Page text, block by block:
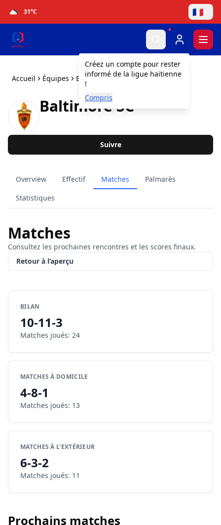
31°C 🇫🇷
Créez un compte pour rester
informé de la ligue haïtienne
!
Compris
Accueil Équipes Baltimore SC
Baltimore SC
Suivre
Overview Effectif Matches
Palmarès
Statistiques
Matches
Consultez les prochaines rencontres et les scores finaux.
Retour à l’aperçu
BILAN
10-11-3
Matches joués: 24
MATCHES À DOMICILE
4-8-1
Matches joués: 13
MATCHES À L'EXTÉRIEUR
6-3-2
Matches joués: 11
Prochains matches